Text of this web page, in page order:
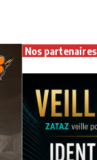
Nos partenaires